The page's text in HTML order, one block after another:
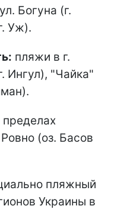
Богуна (г.
Уж).
пляжи в г.
Ингул), "Чайка"
пределах
(оз. Басов
пляжный
Украины в